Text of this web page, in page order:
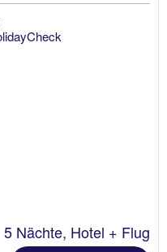
5 Nächte, Hotel + Flug